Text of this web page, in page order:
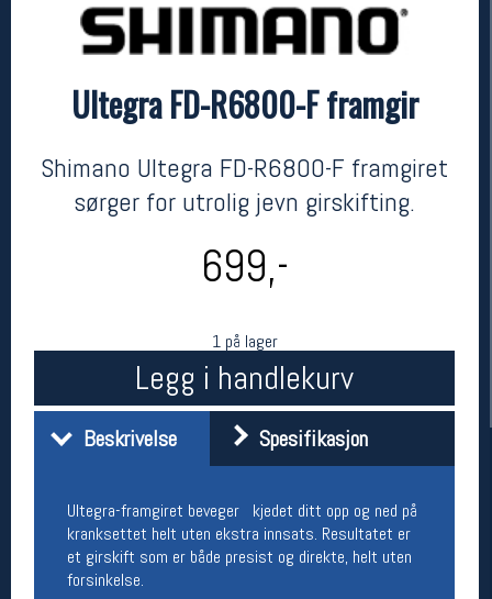
Ultegra FD-R6800-F framgir
Shimano Ultegra FD-R6800-F framgiret
sørger for utrolig jevn girskifting.
699,-
1 på lager
Legg i handlekurv
Beskrivelse Spesifikasjon
Ultegra-framgiret beveger kjedet ditt opp og ned på
kranksettet helt uten ekstra innsats. Resultatet er
et girskift som er både presist og direkte, helt uten
forsinkelse.
Shimano
kr 699
Her finner du oss
Oslo Sportslager